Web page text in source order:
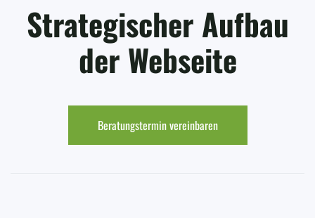
Strategischer Aufbau
der Webseite
Beratungstermin vereinbaren